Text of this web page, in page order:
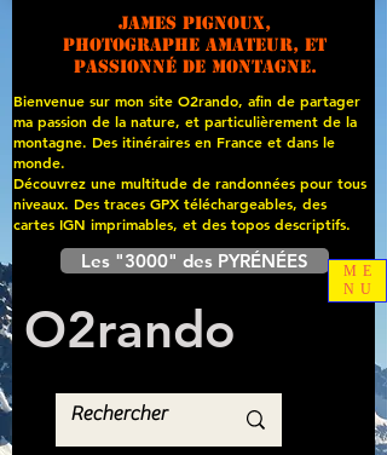
James PIGNOUX,
photographe amateur, et
passionné de montagne.
Bienvenue sur mon site O2rando, afin de partager
ma passion de la nature, et particulièrement de la
montagne. Des itinéraires en France et dans le
monde.
Découvrez une multitude de randonnées pour tous
niveaux. Des traces GPX téléchargeables, des
cartes IGN imprimables, et des topos descriptifs.
Les "3000" des PYRÉNÉES
O2rando
ME
NU